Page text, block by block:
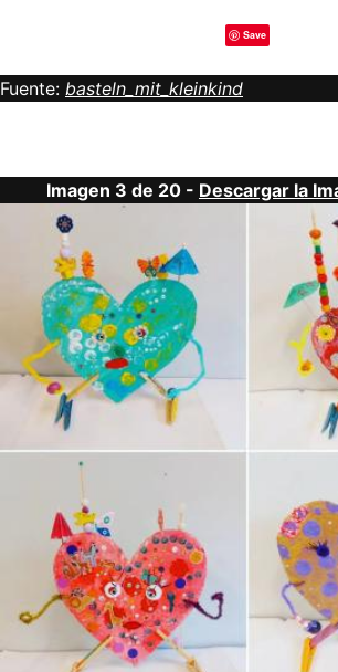
Save
Fuente: basteln_mit_kleinkind
Imagen 3 de 20 - Descargar la